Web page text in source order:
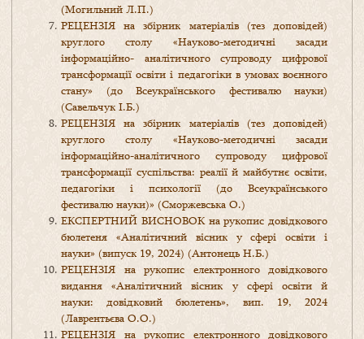
(Могильний Л.П.)
РЕЦЕНЗІЯ на збірник матеріалів (тез доповідей)
круглого столу «Науково-методичні засади
інформаційно- аналітичного супроводу цифрової
трансформації освіти і педагогіки в умовах воєнного
стану» (до Всеукраїнського фестивалю науки)
(Савельчук І.Б.)
РЕЦЕНЗІЯ на збірник матеріалів (тез доповідей)
круглого столу «Науково-методичні засади
інформаційно-аналітичного супроводу цифрової
трансформації суспільства: реалії й майбутнє освіти,
педагогіки і психології (до Всеукраїнського
фестивалю науки)» (Сморжевська О.)
ЕКСПЕРТНИЙ ВИСНОВОК на рукопис довідкового
бюлетеня «Аналітичний вісник у сфері освіти і
науки» (випуск 19, 2024) (Антонець Н.Б.)
РЕЦЕНЗІЯ на рукопис електронного довідкового
видання «Аналітичний вісник у сфері освіти й
науки: довідковий бюлетень», вип. 19, 2024
(Лаврентьєва О.О.)
РЕЦЕНЗІЯ на рукопис електронного довідкового